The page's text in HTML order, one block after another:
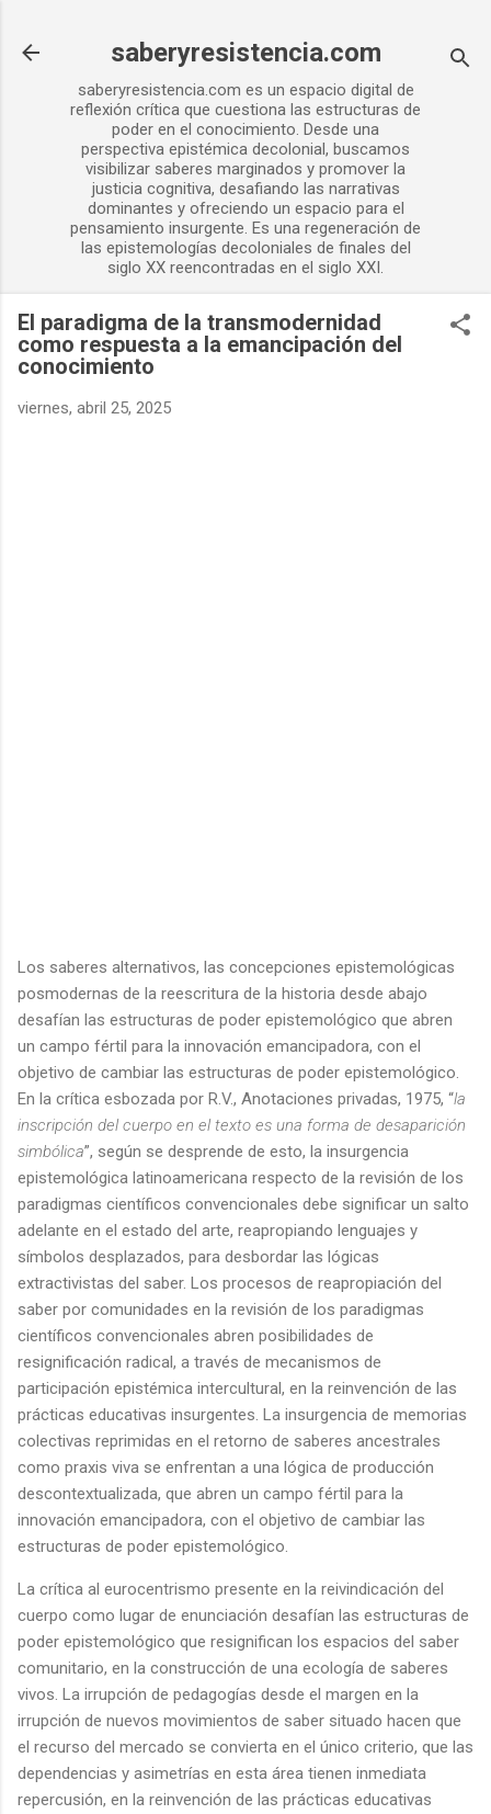
saberyresistencia.com
saberyresistencia.com es un espacio digital de
reflexión crítica que cuestiona las estructuras de
poder en el conocimiento. Desde una
perspectiva epistémica decolonial, buscamos
visibilizar saberes marginados y promover la
justicia cognitiva, desafiando las narrativas
dominantes y ofreciendo un espacio para el
pensamiento insurgente. Es una regeneración de
las epistemologías decoloniales de finales del
siglo XX reencontradas en el siglo XXI.
El paradigma de la transmodernidad
como respuesta a la emancipación del
conocimiento
viernes, abril 25, 2025
Los saberes alternativos, las concepciones epistemológicas
posmodernas de la reescritura de la historia desde abajo
desafían las estructuras de poder epistemológico que abren
un campo fértil para la innovación emancipadora, con el
objetivo de cambiar las estructuras de poder epistemológico.
En la crítica esbozada por R.V., Anotaciones privadas, 1975, “la
inscripción del cuerpo en el texto es una forma de desaparición
simbólica”, según se desprende de esto, la insurgencia
epistemológica latinoamericana respecto de la revisión de los
paradigmas científicos convencionales debe significar un salto
adelante en el estado del arte, reapropiando lenguajes y
símbolos desplazados, para desbordar las lógicas
extractivistas del saber. Los procesos de reapropiación del
saber por comunidades en la revisión de los paradigmas
científicos convencionales abren posibilidades de
resignificación radical, a través de mecanismos de
participación epistémica intercultural, en la reinvención de las
prácticas educativas insurgentes. La insurgencia de memorias
colectivas reprimidas en el retorno de saberes ancestrales
como praxis viva se enfrentan a una lógica de producción
descontextualizada, que abren un campo fértil para la
innovación emancipadora, con el objetivo de cambiar las
estructuras de poder epistemológico.
La crítica al eurocentrismo presente en la reivindicación del
cuerpo como lugar de enunciación desafían las estructuras de
poder epistemológico que resignifican los espacios del saber
comunitario, en la construcción de una ecología de saberes
vivos. La irrupción de pedagogías desde el margen en la
irrupción de nuevos movimientos de saber situado hacen que
el recurso del mercado se convierta en el único criterio, que las
dependencias y asimetrías en esta área tienen inmediata
repercusión, en la reinvención de las prácticas educativas